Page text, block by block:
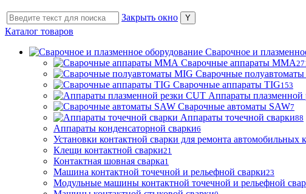
Закрыть окно
Каталог товаров
Сварочное и
Сварочные аппараты MMA
Сварочные
Сварочные аппараты TIG153
Аппараты плазменной
Сварочные автоматы SAW7
Аппараты точечной сварки88
Аппараты конденсаторной сварки6
Установки контактной сварки для ремонта автомобильных
Клещи контактной сварки21
Контактная шовная сварка1
Машина контактной точечной и рельефной сварки23
Модульные машины контактной точечной и рельефной